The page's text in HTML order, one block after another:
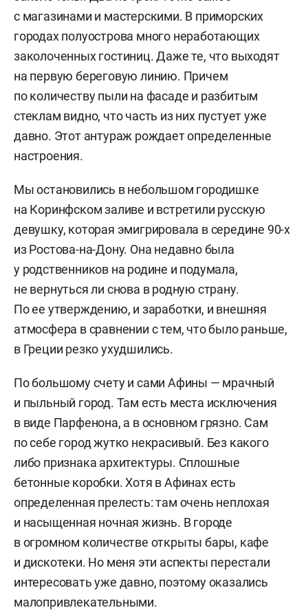
с магазинами и мастерскими. В приморских
городах полуострова много неработающих
заколоченных гостиниц. Даже те, что выходят
на первую береговую линию. Причем
по количеству пыли на фасаде и разбитым
стеклам видно, что часть из них пустует уже
давно. Этот антураж рождает определенные
настроения.
Мы остановились в небольшом городишке
на Коринфском заливе и встретили русскую
девушку, которая эмигрировала в середине 90-х
из Ростова-на-Дону. Она недавно была
у родственников на родине и подумала,
не вернуться ли снова в родную страну.
По ее утверждению, и заработки, и внешняя
атмосфера в сравнении с тем, что было раньше,
в Греции резко ухудшились.
По большому счету и сами Афины — мрачный
и пыльный город. Там есть места исключения
в виде Парфенона, а в основном грязно. Сам
по себе город жутко некрасивый. Без какого
либо признака архитектуры. Сплошные
бетонные коробки. Хотя в Афинах есть
определенная прелесть: там очень неплохая
и насыщенная ночная жизнь. В городе
в огромном количестве открыты бары, кафе
и дискотеки. Но меня эти аспекты перестали
интересовать уже давно, поэтому оказались
малопривлекательными.